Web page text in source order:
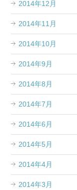
2014年12月
2014年11月
2014年10月
2014年9月
2014年8月
2014年7月
2014年6月
2014年5月
2014年4月
2014年3月